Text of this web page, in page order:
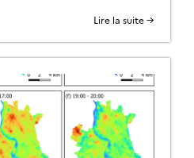
the urban heat island
Lire la suite →